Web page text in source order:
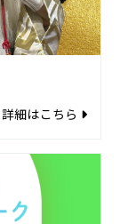
詳細はこちら